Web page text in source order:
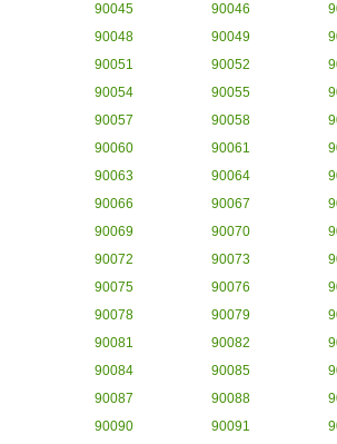
90045
90046
90048
90049
90051
90052
90054
90055
90057
90058
90060
90061
90063
90064
90066
90067
90069
90070
90072
90073
90075
90076
90078
90079
90081
90082
90084
90085
90087
90088
90090
90091